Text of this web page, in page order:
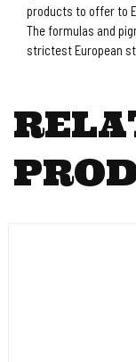
products to offer to
The formulas and
strictest European